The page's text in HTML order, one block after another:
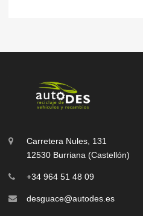
Carretera Nules, 131
12530 Burriana (Castellón)
+34 964 51 48 09
desguace@autodes.es